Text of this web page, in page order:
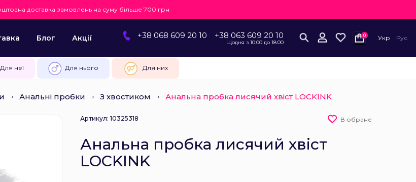
доставка замовлень на суму більше 700 грн
Блог Акції +38 068 609 20 10 +38 063 609 20 10
Щодня з 10:00 до 18:00
0 Укр Рус
Для неї Для нього Для них
Анальні пробки З хвостиком Анальна пробка лисячий хвіст LOCKINK
Артикул: 10325318 В обране
Анальна пробка лисячий хвіст
LOCKINK